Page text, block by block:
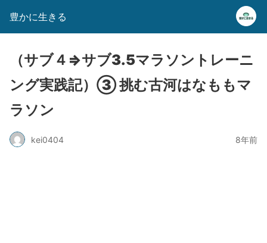
豊かに生きる
（サブ４⇒サブ3.5マラソントレーニ
ング実践記）③ 挑む古河はなももマ
ラソン
kei0404 8年前